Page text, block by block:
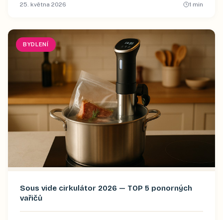
25. května 2026 1 min
BYDLENÍ
Sous vide cirkulátor 2026 — TOP 5 ponorných
vařičů